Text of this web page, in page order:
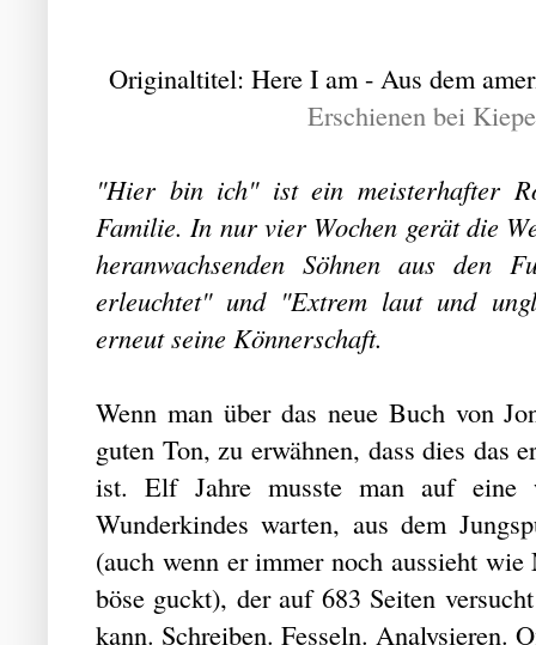
Originaltitel: Here I am - Aus dem
Erschienen bei
"Hier bin ich" ist ein meisterhafter
Familie. In nur vier Wochen gerät die
heranwachsenden Söhnen aus den
erleuchtet" und "Extrem laut und
erneut seine Könnerschaft.
Wenn man über das neue Buch von
guten Ton, zu erwähnen, dass dies das
ist. Elf Jahre musste man auf eine
Wunderkindes warten, aus dem
(auch wenn er immer noch aussieht
böse guckt), der auf 683 Seiten
kann. Schreiben. Fesseln. Analysieren.